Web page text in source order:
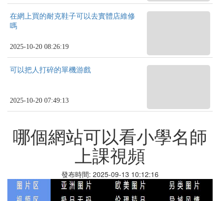
在網上買的耐克鞋子可以去實體店維修
嗎
2025-10-20 08:26:19
可以把人打碎的單機游戲
2025-10-20 07:49:13
哪個網站可以看小學名師
上課視頻
發布時間: 2025-09-13 10:12:16